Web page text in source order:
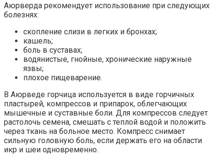
Аюрверда рекомендует использование при следующих
болезнях:
скопление слизи в легких и бронхах;
кашель;
боль в суставах;
водянистые, гнойные, хронические наружные
язвы;
плохое пищеварение.
В Аюрведе горчица используется в виде горчичных
пластырей, компрессов и припарок, облегчающих
мышечные и суставные боли. Для компрессов следует
растолочь семена, смешать с теплой водой и положить
через ткань на больное место. Компресс снимает
сильную головную боль, если держать его на области
икр и шеи одновременно.